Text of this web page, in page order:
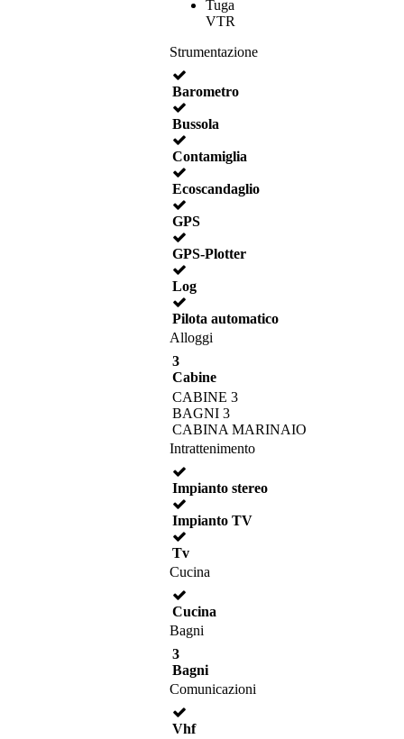
Tuga
VTR
Strumentazione
Barometro
Bussola
Contamiglia
Ecoscandaglio
GPS
GPS-Plotter
Log
Pilota automatico
Alloggi
3
Cabine
CABINE 3
BAGNI 3
CABINA MARINAIO
Intrattenimento
Impianto stereo
Impianto TV
Tv
Cucina
Cucina
Bagni
3
Bagni
Comunicazioni
Vhf